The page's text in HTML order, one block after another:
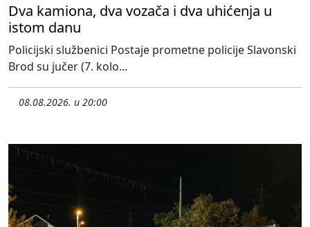
Dva kamiona, dva vozača i dva uhićenja u
istom danu
Policijski službenici Postaje prometne policije Slavonski
Brod su jučer (7. kolo...
08.08.2026. u 20:00